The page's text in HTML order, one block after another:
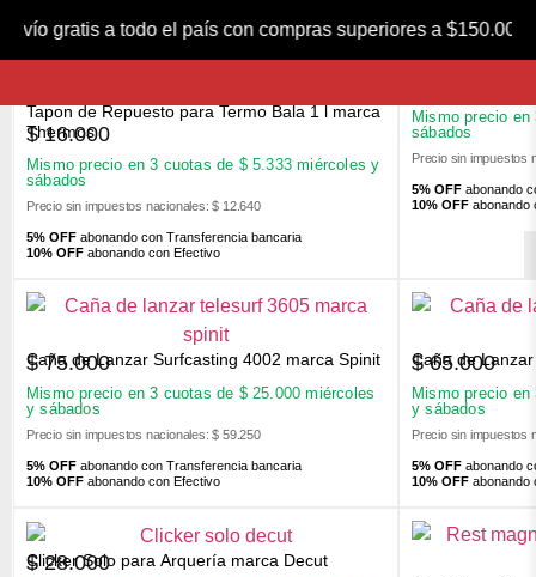
FILTROS
Tapon de Repuesto para Termo Bala 1 l marca
Thermos
$16.000
Mismo precio en 3 cuotas de $5.333 miércoles y
sábados
Precio sin impuestos nacionales: $ 12.640
5% OFF abonando con Transferencia bancaria
10% OFF abonando con Efectivo
Mismo precio
sábados
Precio sin impuestos
5% OFF abonando
10% OFF abonando
Caña de Lanzar Surfcasting 4002 marca Spinit
$75.000
Mismo precio en 3 cuotas de $25.000 miércoles
y sábados
Precio sin impuestos nacionales: $ 59.250
5% OFF abonando con Transferencia bancaria
10% OFF abonando con Efectivo
Caña de
$65.000
Mismo precio
y sábados
Precio sin impuestos
5% OFF abonando
10% OFF abonando
Clicker Solo para Arquería marca Decut
$28.000
gratis a todo el país con compras superiores a